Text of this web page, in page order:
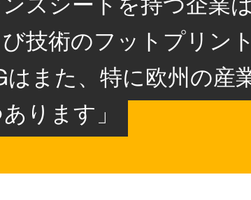
技術のフットプリン
はまた、特に欧州の産
ります」